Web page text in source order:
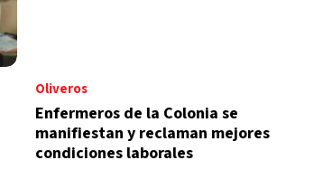
Oliveros
Enfermeros de la Colonia se
manifiestan y reclaman mejores
condiciones laborales